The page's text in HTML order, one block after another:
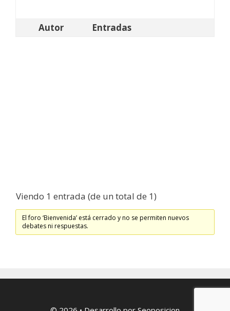
Autor Entradas
Viendo 1 entrada (de un total de 1)
El foro ‘Bienvenida’ está cerrado y no se permiten nuevos
debates ni respuestas.